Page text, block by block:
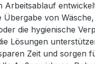
Stufenlos regelbare
Öffnung des
des
besonders
Anwendungsbeispiele:
Arbeitsablauf
Übergabe von
die hygienische
Lösungen
Zeit und sorgen